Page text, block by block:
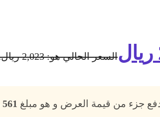
ريالالسعر الحالي هو: 2,023 ريال.
جزء من قيمة العرض و هو مبلغ 561